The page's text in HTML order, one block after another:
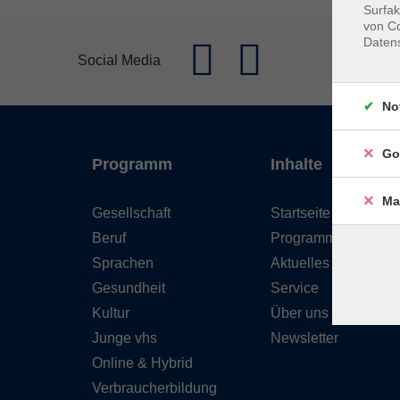
Social Media
Programm
Gesellschaft
Beruf
Sprachen
Gesundheit
Kultur
Junge vhs
Online & Hybrid
Verbraucherbildung
Inhalte
Startseite
Programm
Aktuelles
Service
Über uns
Newsletter
von